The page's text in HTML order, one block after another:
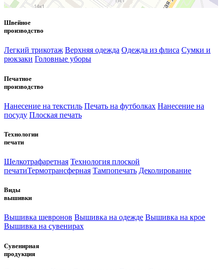
Швейное
производство
Легкий трикотаж Верхняя одежда Одежда из флиса Сумки и
рюкзаки Головные уборы
Печатное
производство
Нанесение на текстиль Печать на футболках Нанесение на
посуду Плоская печать
Технологии
печати
Шелкотрафаретная Технология плоской
печатиТермотрансферная Тампопечать Деколирование
Виды
вышивки
Вышивка шевронов Вышивка на одежде Вышивка на крое
Вышивка на сувенирах
Сувенирная
продукция